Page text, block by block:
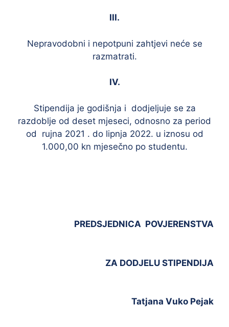
III.
Nepravodobni i nepotpuni zahtjevi neće se
razmatrati.
IV.
Stipendija je godišnja i dodjeljuje se za
razdoblje od deset mjeseci, odnosno za period
od rujna 2021 . do lipnja 2022. u iznosu od
1.000,00 kn mjesečno po studentu.
PREDSJEDNICA POVJERENSTVA
ZA DODJELU STIPENDIJA
Tatjana Vuko Pejak